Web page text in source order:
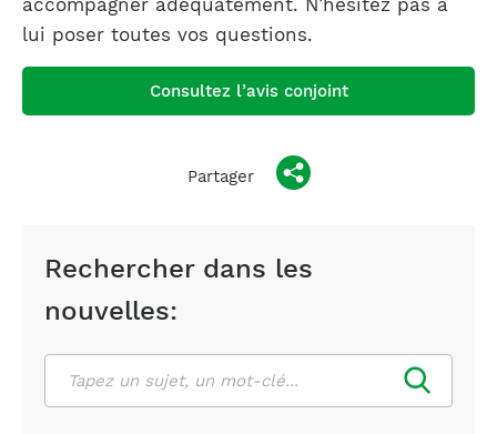
Rechercher dans les
nouvelles:
accompagner adéquatement. N’hésitez pas à
lui poser toutes vos questions.
Consultez l’avis conjoint
Partager